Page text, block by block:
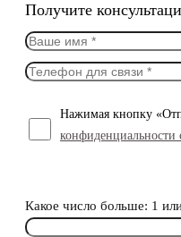
Получите
Нажимая кнопку
конфиденциальности
Какое число больше: 1